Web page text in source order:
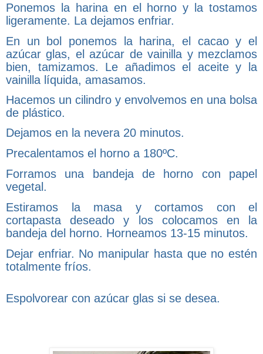
Ponemos la harina en el horno y la tostamos
ligeramente. La dejamos enfriar.
En un bol ponemos la harina, el cacao y el
azúcar glas, el azúcar de vainilla y mezclamos
bien, tamizamos. Le añadimos el aceite y la
vainilla líquida, amasamos.
Hacemos un cilindro y envolvemos en una bolsa
de plástico.
Dejamos en la nevera 20 minutos.
Precalentamos el horno a 180ºC.
Forramos una bandeja de horno con papel
vegetal.
Estiramos la masa y cortamos con el
cortapasta deseado y los colocamos en la
bandeja del horno. Horneamos 13-15 minutos.
Dejar enfriar. No manipular hasta que no estén
totalmente fríos.
Espolvorear con azúcar glas si se desea.